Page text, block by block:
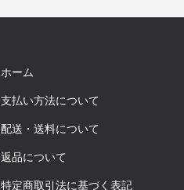
ホーム
支払い方法について
配送・送料について
返品について
特定商取引法に基づく表記